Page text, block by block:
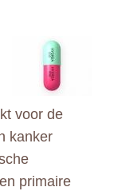
voor de
kanker
primaire